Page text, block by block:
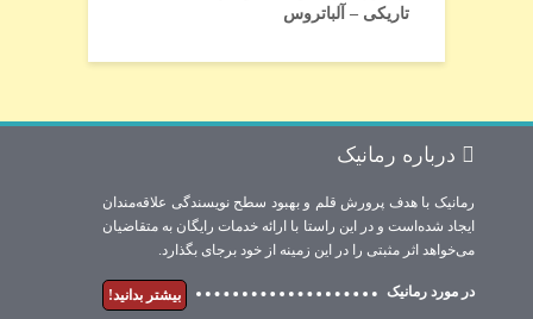
تاریکی – آلباتروس
درباره رمانیک
رمانیک با هدف پرورش قلم و بهبود سطح نویسندگی علاقه‌مندان
ایجاد شده‌است و در این راستا با ارائه خدمات رایگان به متقاضیان
می‌خواهد اثر مثبتی را در این زمینه از خود برجای بگذارد.
در مورد رمانیک بیشتر بدانید!